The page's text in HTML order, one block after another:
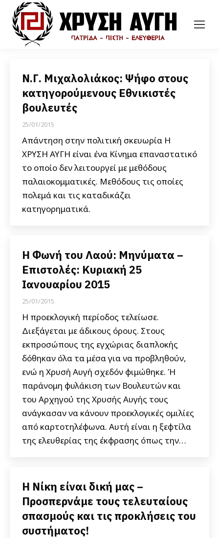
N.Γ. Μιχαλολιάκος: Ψήφο στους
κατηγορούμενους Εθνικιστές
βουλευτές
25/01/2015
Απάντηση στην πολιτική σκευωρία Η
ΧΡΥΣΗ ΑΥΓΗ είναι ένα Κίνημα επαναστατικό
το οποίο δεν λειτουργεί με μεθόδους
παλαιοκομματικές. Μεθόδους τις οποίες
πολεμά και τις καταδικάζει
κατηγορηματικά.
Η Φωνή του Λαού: Μηνύματα –
Επιστολές: Κυριακή 25
Ιανουαρίου 2015
25/01/2015
Η προεκλογική περίοδος τελείωσε.
Διεξάγεται με άδικους όρους. Στους
εκπροσώπους της εγχώριας διαπλοκής
δόθηκαν όλα τα μέσα για να προβληθούν,
ενώ η Χρυσή Αυγή σχεδόν φιμώθηκε. Ή
παράνομη φυλάκιση των Βουλευτών και
του Αρχηγού της Χρυσής Αυγής τους
ανάγκασαν να κάνουν προεκλογικές ομιλίες
από καρτοτηλέφωνα. Αυτή είναι η ξεφτίλα
της ελευθερίας της έκφρασης όπως την…
Η Νίκη είναι δική μας –
Προσπερνάμε τους τελευταίους
σπασμούς και τις προκλήσεις του
συστήματος!